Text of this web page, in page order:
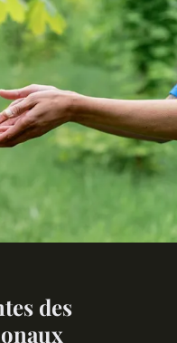
des